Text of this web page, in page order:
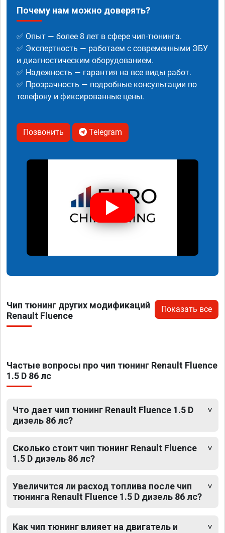
Почему нам можно доверять?
✅ Опыт — более 8 лет в сфере чип-тюнинга.
✅ Экспертность — работаем с современными ЭБУ
и диагностическим оборудованием.
✅ Надежность — гарантия на все виды работ.
✅ Прозрачность — подробные консультации по
телефону и фиксированные цены.
Позвонить Telegram
Чип тюнинг других модификаций
Renault Fluence
Показать все
Частые вопросы про чип тюнинг Renault Fluence
1.5 D 86 лс
Что дает чип тюнинг Renault Fluence 1.5 D
дизель 86 лс?
Сколько стоит чип тюнинг Renault Fluence
1.5 D дизель 86 лс?
Увеличится ли расход топлива после чип
тюнинга Renault Fluence 1.5 D дизель 86 лс?
Как чип тюнинг влияет на двигатель и